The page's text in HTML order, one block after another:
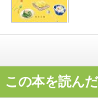
この本を読ん